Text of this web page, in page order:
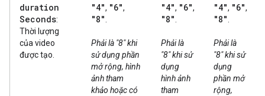
duration
Seconds:
Thời lượng
của video
được tạo.
"4", "6",
"8"
Phải là "8" khi
sử dụng phần
mở rộng, hình
ảnh tham
khảo hoặc có
"4", "6",
"8"
Phải là
"8" khi sử
dụng
hình ảnh
tham
"4", "6",
"8"
Phải là
"8" khi sử
dụng
phần mở
rộng,